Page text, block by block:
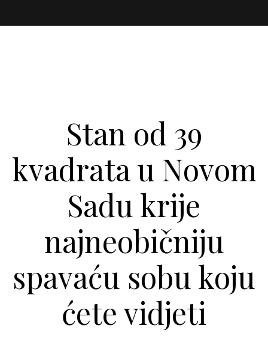
Stan od 39
kvadrata u Novom
Sadu krije
najneobičniju
spavaću sobu koju
ćete vidjeti